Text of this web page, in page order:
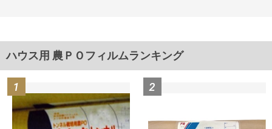
ハウス用 農ＰＯフィルムランキング